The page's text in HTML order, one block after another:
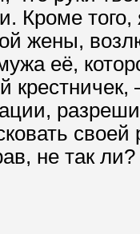
Кроме
жены,
её,
не так ли?